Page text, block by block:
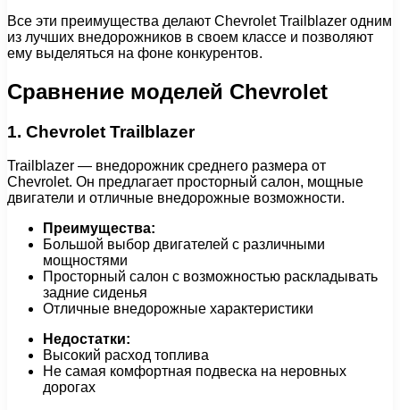
Все эти преимущества делают Chevrolet Trailblazer одним
из лучших внедорожников в своем классе и позволяют
ему выделяться на фоне конкурентов.
Сравнение моделей Chevrolet
1. Chevrolet Trailblazer
Trailblazer — внедорожник среднего размера от
Chevrolet. Он предлагает просторный салон, мощные
двигатели и отличные внедорожные возможности.
Преимущества:
Большой выбор двигателей с различными
мощностями
Просторный салон с возможностью раскладывать
задние сиденья
Отличные внедорожные характеристики
Недостатки:
Высокий расход топлива
Не самая комфортная подвеска на неровных
дорогах